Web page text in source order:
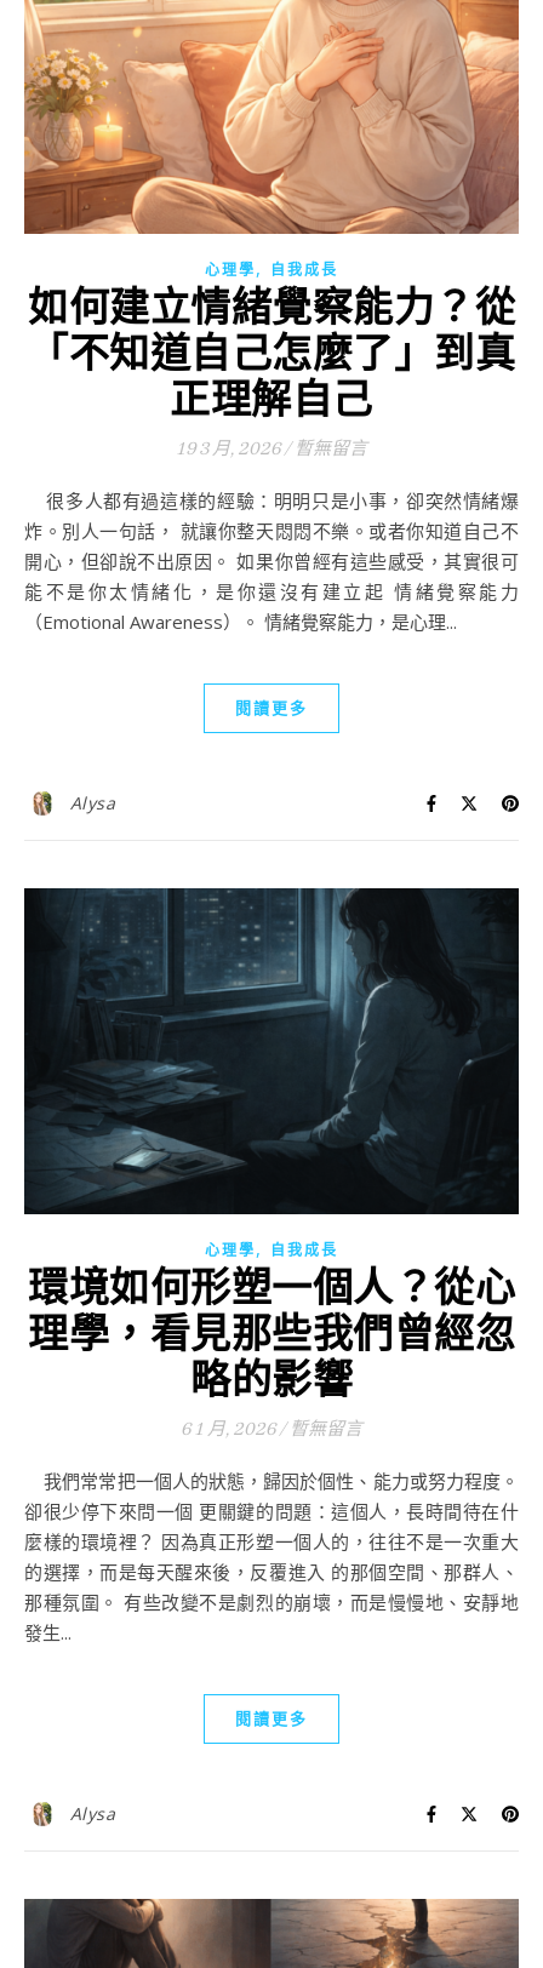
心理學, 自我成長
如何建立情緒覺察能力？從
「不知道自己怎麼了」到真
正理解自己
19 3 月, 2026 / 暫無留言
很多人都有過這樣的經驗：明明只是小事，卻突然情緒爆
炸。別人一句話， 就讓你整天悶悶不樂。或者你知道自己不
開心，但卻說不出原因。 如果你曾經有這些感受，其實很可
能不是你太情緒化，是你還沒有建立起 情緒覺察能力
（Emotional Awareness）。 情緒覺察能力，是心理...
閱讀更多
Alysa
心理學, 自我成長
環境如何形塑一個人？從心
理學，看見那些我們曾經忽
略的影響
6 1 月, 2026 / 暫無留言
我們常常把一個人的狀態，歸因於個性、能力或努力程度。
卻很少停下來問一個 更關鍵的問題：這個人，長時間待在什
麼樣的環境裡？ 因為真正形塑一個人的，往往不是一次重大
的選擇，而是每天醒來後，反覆進入 的那個空間、那群人、
那種氛圍。 有些改變不是劇烈的崩壞，而是慢慢地、安靜地
發生...
閱讀更多
Alysa